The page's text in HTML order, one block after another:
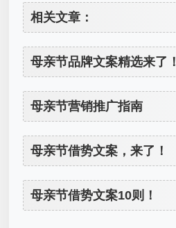
相关文章：
母亲节品牌文案精选来了！
母亲节营销推广指南
母亲节借势文案，来了！
母亲节借势文案10则！